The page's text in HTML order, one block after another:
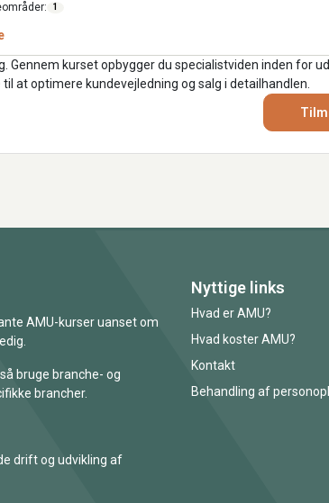
1
Gennem kurset opbygger du specialistviden inden for
at optimere kundevejledning og salg i detailhandlen.
AMU-kurser uanset om
bruge branche- og
brancher.
drift og udvikling af
Nyttige links
Hvad er AMU?
Hvad koster AMU?
Kontakt
Behandling af